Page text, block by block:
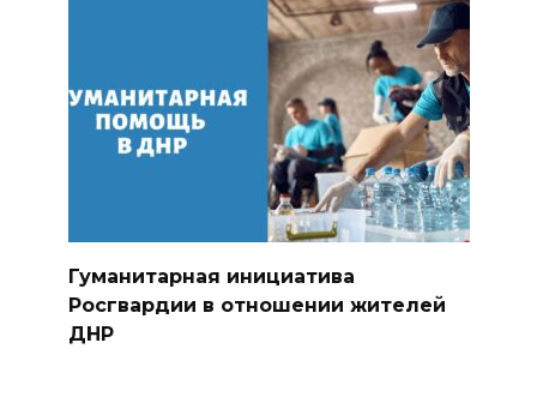
Гуманитарная инициатива
Росгвардии в отношении жителей
ДНР